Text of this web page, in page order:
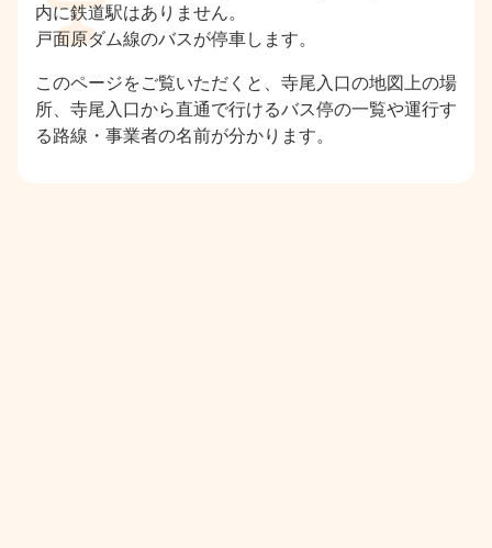
内に鉄道駅はありません。
戸面原ダム線のバスが停車します。
このページをご覧いただくと、寺尾入口の地図上の場
所、寺尾入口から直通で行けるバス停の一覧や運行す
る路線・事業者の名前が分かります。